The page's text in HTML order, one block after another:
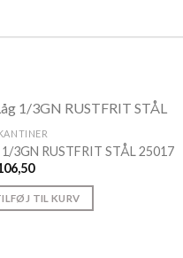
1/3GN RUSTFRIT STÅL 25017
TIL KURV